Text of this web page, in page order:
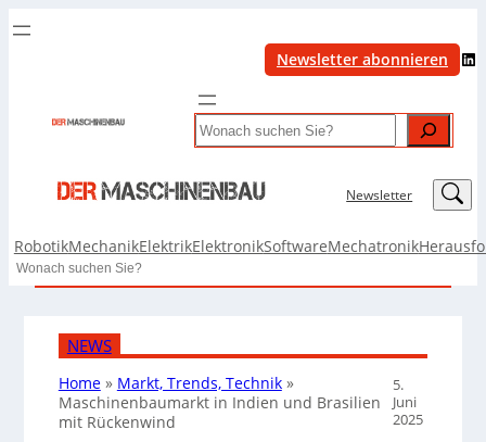
Newsletter abonnieren LinkedIn
Search
Newsletter LinkedIn
RobotikMechanikElektrikElektronikSoftwareMechatronik
Search
NEWS
Home» Markt, Trends, Technik»
Maschinenbaumarkt in Indien und Brasilien
mit Rückenwind
5.
Juni
2025